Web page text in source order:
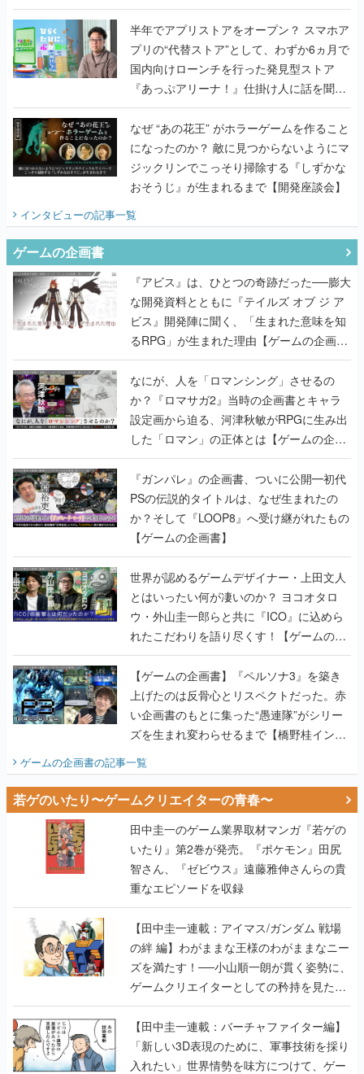
うこだわりをプロデューサーに聞いた
半年でアプリストアをオープン？ スマホア
プリの“代替ストア”として、わずか6ヵ月で
国内向けローンチを行った発見型ストア
『あっぷアリーナ！』仕掛け人に話を聞い
てみた
なぜ “あの花王” がホラーゲームを作ること
になったのか？ 敵に見つからないようにマ
ジックリンでこっそり掃除する『しずかな
おそうじ』が生まれるまで【開発座談会】
インタビューの記事一覧
ゲームの企画書
『アビス』は、ひとつの奇跡だった──膨大
な開発資料とともに『テイルズ オブ ジ ア
ビス』開発陣に聞く、「生まれた意味を知
るRPG」が生まれた理由【ゲームの企画
書】
なにが、人を「ロマンシング」させるの
か？『ロマサガ2』当時の企画書とキャラ
設定画から迫る、河津秋敏がRPGに生み出
した「ロマン」の正体とは【ゲームの企画
書】
『ガンパレ』の企画書、ついに公開━初代
PSの伝説的タイトルは、なぜ生まれたの
か？そして『LOOP8』へ受け継がれたもの
【ゲームの企画書】
世界が認めるゲームデザイナー・上田文人
とはいったい何が凄いのか？ ヨコオタロ
ウ・外山圭一郎らと共に『ICO』に込めら
れたこだわりを語り尽くす！【ゲームの企
画書】
【ゲームの企画書】『ペルソナ3』を築き
上げたのは反骨心とリスペクトだった。赤
い企画書のもとに集った“愚連隊”がシリー
ズを生まれ変わらせるまで【橋野桂インタ
ゲームの企画書の記事一覧
若ゲのいたり〜ゲームクリエイターの青春〜
田中圭一のゲーム業界取材マンガ『若ゲの
いたり』第2巻が発売。『ポケモン』田尻
智さん、『ゼビウス』遠藤雅伸さんらの貴
重なエピソードを収録
【田中圭一連載：アイマス/ガンダム 戦場
の絆 編】わがままな王様のわがままなニー
ズを満たす！──小山順一朗が貫く姿勢に、
ゲームクリエイターとしての矜持を見た
【若ゲのいたり最終回】
【田中圭一連載：バーチャファイター編】
「新しい3D表現のために、軍事技術を採り
入れたい」世界情勢を味方につけて、ゲー